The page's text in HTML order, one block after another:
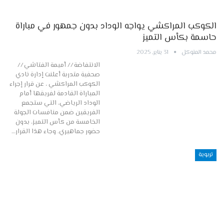
الكوكب المراكشي يواجه الوداد بدون جمهور في مباراة
حاسمة بكأس التميز
محمد المتوكل 31 يناير, 2025
الانتفاضة // أميمة الفتاشي //
صحفية متدربة أعلنت إدارة نادي
الكوكب المراكشي ، عن قرار إجراء
المباراة القادمة لفريقها أمام
الوداد الرياضي، التي ستجمع
الفريقين ضمن منافسات الجولة
الخامسة من كأس التميز، بدون
حضور جماهيري. وجاء هذا القرار…
تربوية